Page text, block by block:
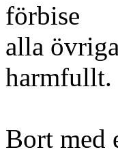
förbise
alla
harmfullt.
Bort med